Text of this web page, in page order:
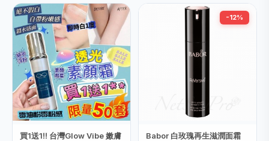
買1送1‼️ 台灣Glow Vibe 嫩膚
-12%
Babor 白玫瑰再生滋潤面霜